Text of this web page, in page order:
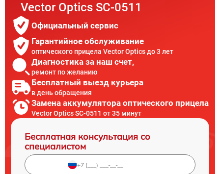
Vector Optics SC-0511
Официальный сервис
Гарантийное обслуживание
оптического прицела Vector Optics до 3 лет
Диагностика за наш счет,
ремонт по желанию
Бесплатный выезд курьера
в день обращения
Замена аккумулятора оптического прицела
Vector Optics SC-0511 от 35 минут
Бесплатная консультация со
специалистом